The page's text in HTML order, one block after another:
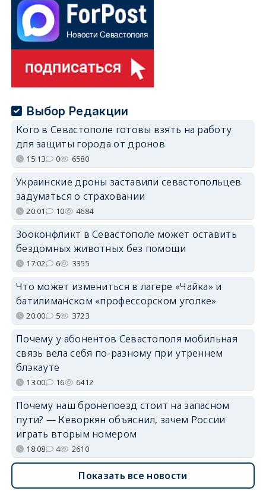
Выбор Редакции
Кого в Севастополе готовы взять на работу
для защиты города от дронов
15:13 0 6580
Украинские дроны заставили севастопольцев
задуматься о страховании
20:01 10 4684
Зооконфликт в Севастополе может оставить
бездомных животных без помощи
17:02 6 3355
Что может измениться в лагере «Чайка» и
батилиманском «профессорском уголке»
20:00 5 3723
Почему у абонентов Севастополя мобильная
связь вела себя по-разному при утреннем
блэкауте
13:00 16 6412
Почему наш бронепоезд стоит на запасном
пути? — Кеворкян объяснил, зачем России
играть вторым номером
18:08 4 2610
Показать все новости